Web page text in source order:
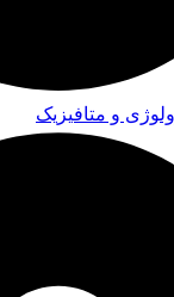
و متافیزیک